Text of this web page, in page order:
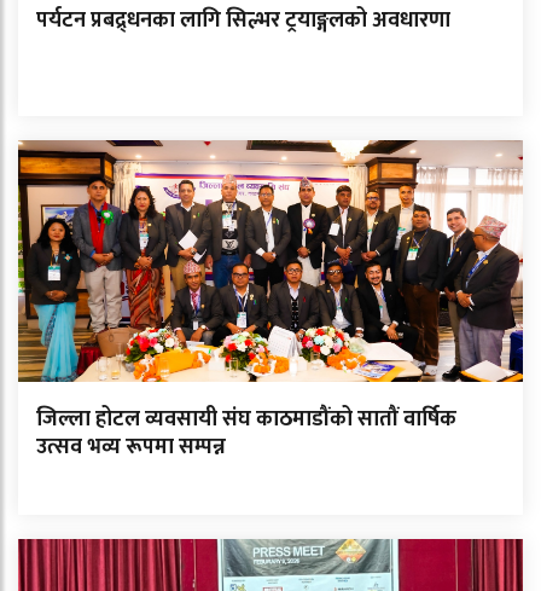
पर्यटन प्रबद्र्धनका लागि सिल्भर ट्रयाङ्गलको अवधारणा
जिल्ला होटल व्यवसायी संघ काठमाडौंको सातौं वार्षिक
उत्सव भव्य रूपमा सम्पन्न